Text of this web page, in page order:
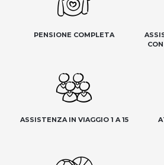
PENSIONE COMPLETA
ASSISTENZA IN VIAGGIO 1 A 15